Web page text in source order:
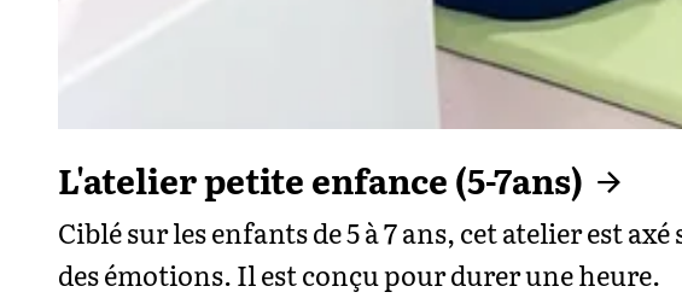
L'atelier petite enfance (5-7ans)
Ciblé sur les enfants de 5 à 7 ans, cet atelier est
des émotions. Il est conçu pour durer une heure.